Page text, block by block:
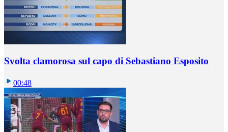
Svolta clamorosa sul capo di Sebastiano Esposito
00:48